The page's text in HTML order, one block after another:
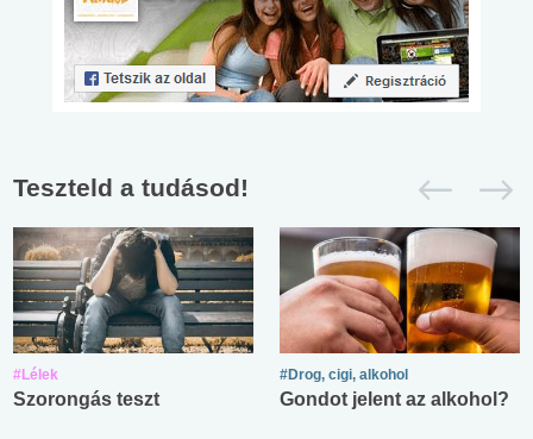
Teszteld a tudásod!
#Lélek
Szorongás teszt
#Drog, cigi, alkohol
Gondot jelent az alkohol?